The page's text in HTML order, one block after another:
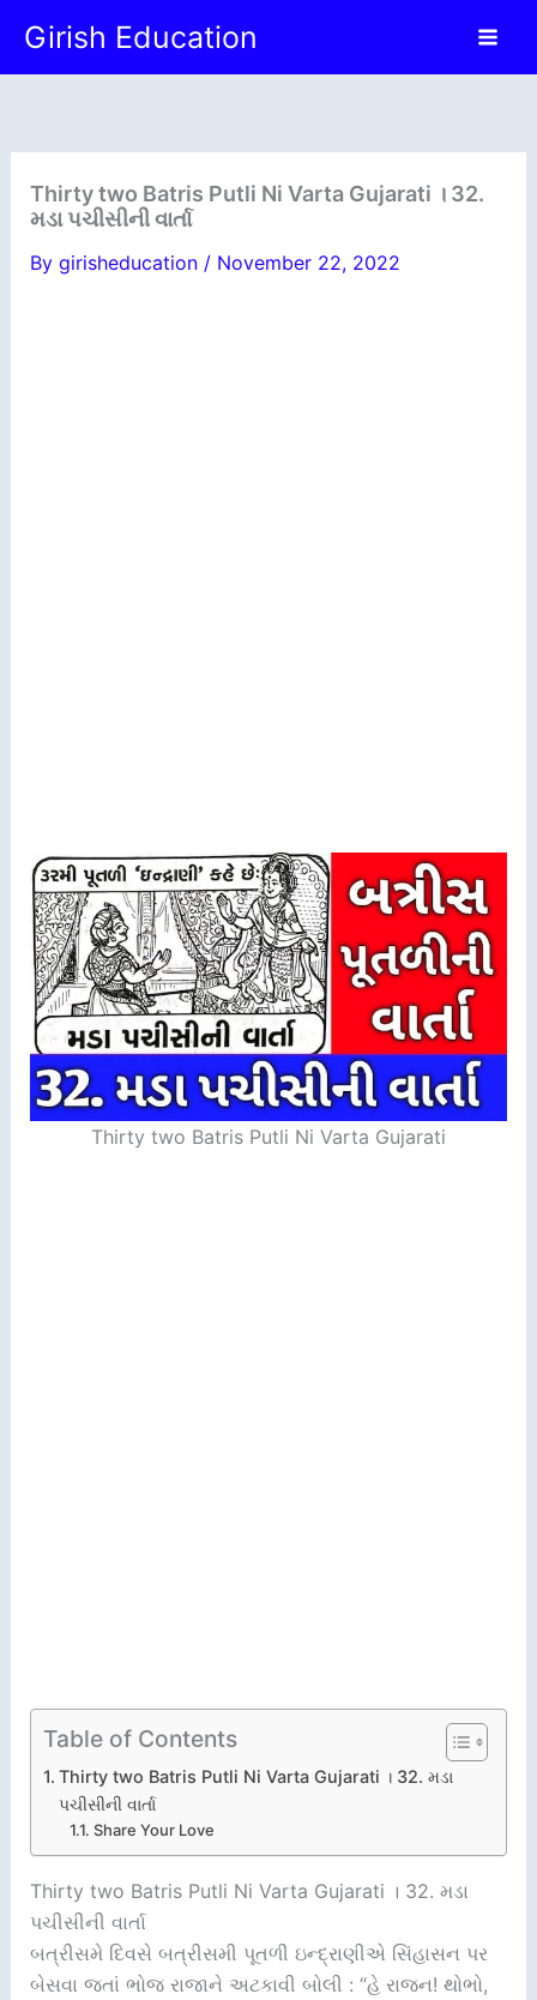
content
Girish Education
Thirty two Batris Putli Ni Varta Gujarati । 32.
મડા પચીસીની વાર્તા
By girisheducation / November 22, 2022
Thirty two Batris Putli Ni Varta Gujarati
Table of Contents
Thirty two Batris Putli Ni Varta Gujarati । 32. મડા
પચીસીની વાર્તા
Share Your Love
Thirty two Batris Putli Ni Varta Gujarati । 32. મડા
પચીસીની વાર્તા
બત્રીસમે દિવસે બત્રીસમી પૂતળી ઇન્દ્રાણીએ સિંહાસન પર
બેસવા જતાં ભોજ રાજાને અટકાવી બોલી : “હે રાજન! થોભો,